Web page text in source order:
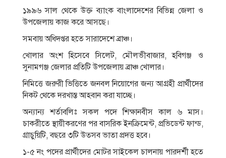
১৯৯৬ সাল থেকে উক্ত ব্যাংক বাংলাদেশের বিভিন্ন জেলা ও
উপজেলায় কাজ করে আসছে।
সমবায় অধিদপ্তর হতে সারাদেশে ব্রাঞ্চ।
খােলার অংশ হিসেবে সিলেট, মৌলভীবাজার, হবিগঞ্জ ও
সুনামগঞ্জ জেলার প্রতিটি উপজেলায় ব্রাঞ্চ খােলার।
নিমিত্তে জরুরী ভিত্তিতে জনবল নিয়ােগের জন্য আগ্রহী প্রার্থীদের
নিকট থেকে দরখাস্ত আহবান করা যাচ্ছে।
অন্যান্য শর্তাবলিঃ সকল পদে শিক্ষানবীস কাল ৬ মাস।
চাকরীতে স্থায়ীকরণের পর বাসরিক ইনক্রিমেন্ট, প্রভিডেন্ট ফান্ড,
গ্রাচুয়িটি, বছরে ৩টি উত্সব ভাতা প্রদত্ত হবে।
১-৫ নং পদের প্রার্থীদের মােটর সাইকেল চালনায় পারদর্শী হতে